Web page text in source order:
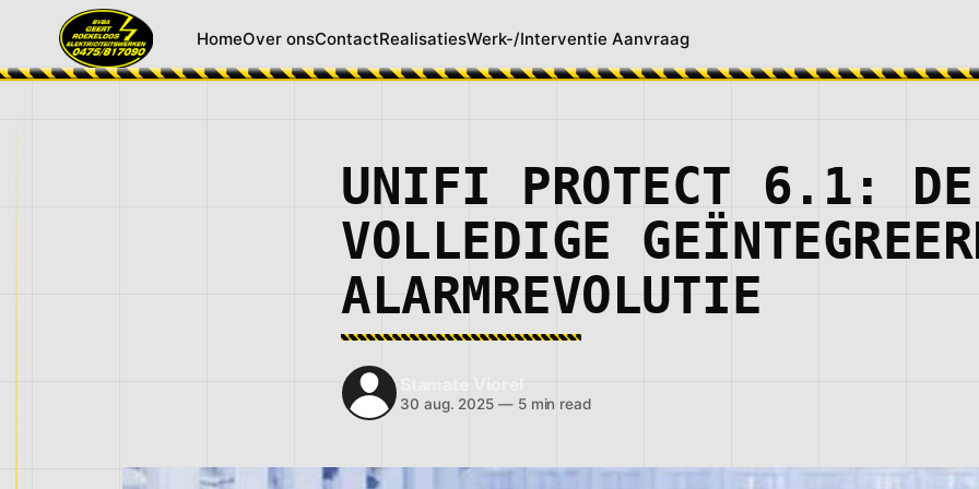
HomeOver onsContactRealisatiesWerk-/Interventie Aanvraag
UNIFI PROTECT 6.1: DE
VOLLEDIGE
ALARMREVOLUTIE
Stamate Viorel
30 aug. 2025 —5 min read